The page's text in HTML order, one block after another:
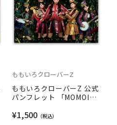
ももいろクローバーZ
ももいろクローバーZ 公式
パンフレット 「MOMOIRO
2016 "AMARANTHUS"
¥1,500